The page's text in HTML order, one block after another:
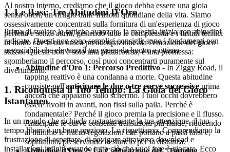
1. Le Basi: Tre Abitudini D'Oro
Prima di svelare le tattiche avanzate, la maestria inizia con abitudini
radicate. Questi non sono semplici consigli; sono i fondamenti non
negoziabili che elevano il tuo gioco da buono a ottimo.
Abitudine d'Oro 1: Percorso Predittivo- In Ziggy Road, il
tapping reattivo è una condanna a morte. Questa abitudine
consiste nell'anticipare le due o tre curve successive prima
ancora che appaiano sullo schermo. I tuoi occhi dovrebbero
essere rivolti in avanti, non fissi sulla palla. Perché è
fondamentale? Perché il gioco premia la precisione e il flusso.
Anticipare le curve consente transizioni più fluide, riducendo
al minimo le micro-regolazioni che portano a passi falsi e,
soprattutto, preservando lo slancio per la distanza.
Al nostro interno, crediamo che il gioco debba essere una gioia
senza oneri, un rifugio dalle frizioni quotidiane della vita. Siamo
ossessivamente concentrati sulla fornitura di un'esperienza di gioco
perfetta e senza attriti, gestendo tutte le complessità e i fastidi tecnici
in modo che la tua unica preoccupazione sia l'emozione del gioco
stesso. Questa non è solo una piattaforma; è una promessa:
sgomberiamo il percorso, così puoi concentrarti puramente sul
divertimento.
1. Riconquista il Tuo Tempo: La Gioia del Gioco
Istantaneo
In un mondo che richiede costantemente la tua attenzione, il tuo
tempo libero è un bene prezioso. Lo rispettiamo. Comprendiamo la
frustrazione di aspettare, di navigare attraverso download e
installazioni infiniti quando tutto ciò che vuoi fare è giocare. Ecco